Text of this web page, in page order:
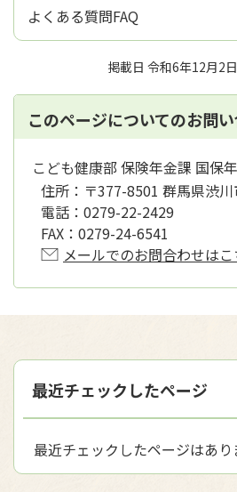
よくある質問FAQ
掲載日 令和6年12月2日
このページについてのお問
こども健康部 保険年金課 国保
住所： 〒377-8501 群馬県渋
電話： 0279-22-2429
FAX： 0279-24-6541
メールでのお問合わせはこ
最近チェックしたページ
最近チェックしたページはあり